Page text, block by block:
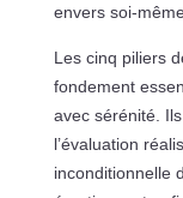
envers soi-
Les cinq piliers
fondement
avec sérénité.
l’évaluation
inconditionnelle